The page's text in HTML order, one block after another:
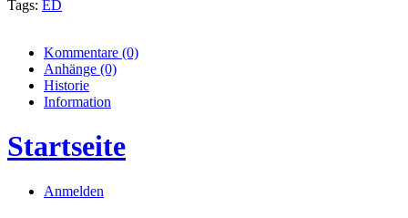
Tags: ED
Kommentare (0)
Anhänge (0)
Historie
Information
Startseite
Anmelden